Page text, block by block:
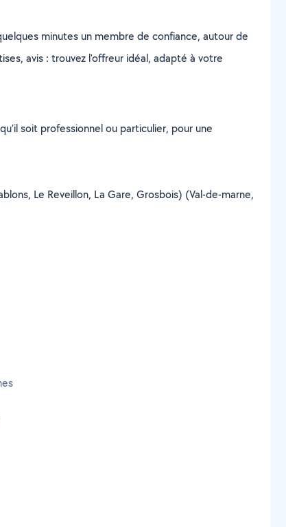
minutes un membre de confiance, autour de
avis : trouvez l'offreur idéal, adapté à votre
soit professionnel ou particulier, pour une
Le Reveillon, La Gare, Grosbois) (Val-de-marne,